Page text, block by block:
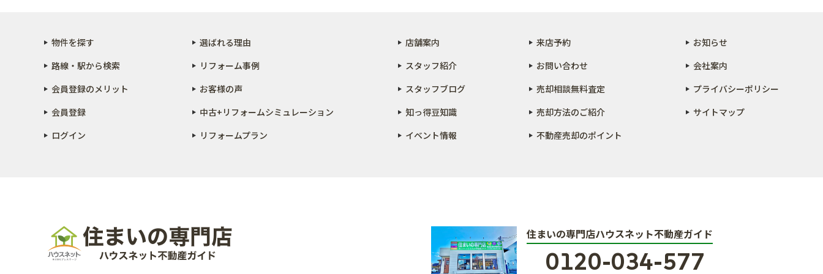
物件を探す
路線・駅から検索
会員登録のメリット
会員登録
ログイン
選ばれる理由
リフォーム事例
お客様の声
中古+リフォームシミュレーション
リフォームプラン
店舗案内
スタッフ紹介
スタッフブログ
知っ得豆知識
イベント情報
来店予約
お問い合わせ
売却相談無料査定
売却方法のご紹介
不動産売却のポイント
お知らせ
会社案内
プライバシーポリシー
サイトマップ
住まいの専門店ハウスネット不動産ガイド
0120-034-577